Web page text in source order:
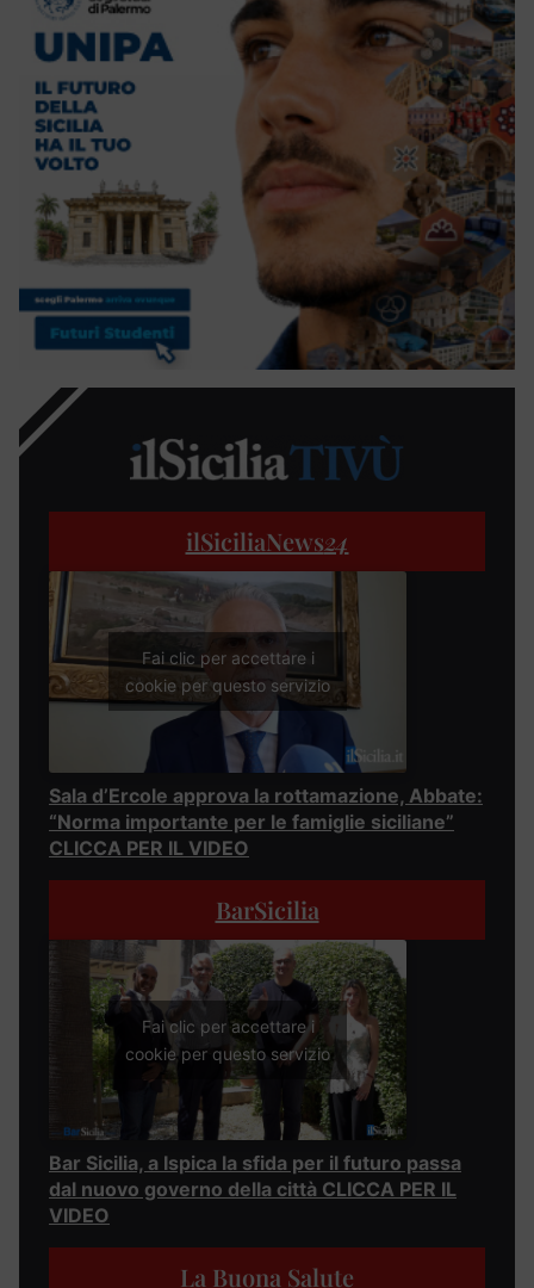
ilSiciliaNews24
Fai clic per accettare i
cookie per questo servizio
Sala d’Ercole approva la rottamazione, Abbate:
“Norma importante per le famiglie siciliane”
CLICCA PER IL VIDEO
BarSicilia
Fai clic per accettare i
cookie per questo servizio
Bar Sicilia, a Ispica la sfida per il futuro passa
dal nuovo governo della città CLICCA PER IL
VIDEO
La Buona Salute